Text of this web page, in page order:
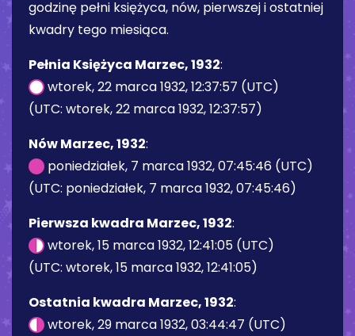
godzinę pełni księżyca, nów, pierwszej i ostatniej
kwadry tego miesiąca.
Pełnia Księżyca Marzec, 1932:
wtorek, 22 marca 1932, 12:37:57 (UTC)
(UTC: wtorek, 22 marca 1932, 12:37:57)
Nów Marzec, 1932:
poniedziałek, 7 marca 1932, 07:45:46 (UTC)
(UTC: poniedziałek, 7 marca 1932, 07:45:46)
Pierwsza kwadra Marzec, 1932:
wtorek, 15 marca 1932, 12:41:05 (UTC)
(UTC: wtorek, 15 marca 1932, 12:41:05)
Ostatnia kwadra Marzec, 1932:
wtorek, 29 marca 1932, 03:44:47 (UTC)